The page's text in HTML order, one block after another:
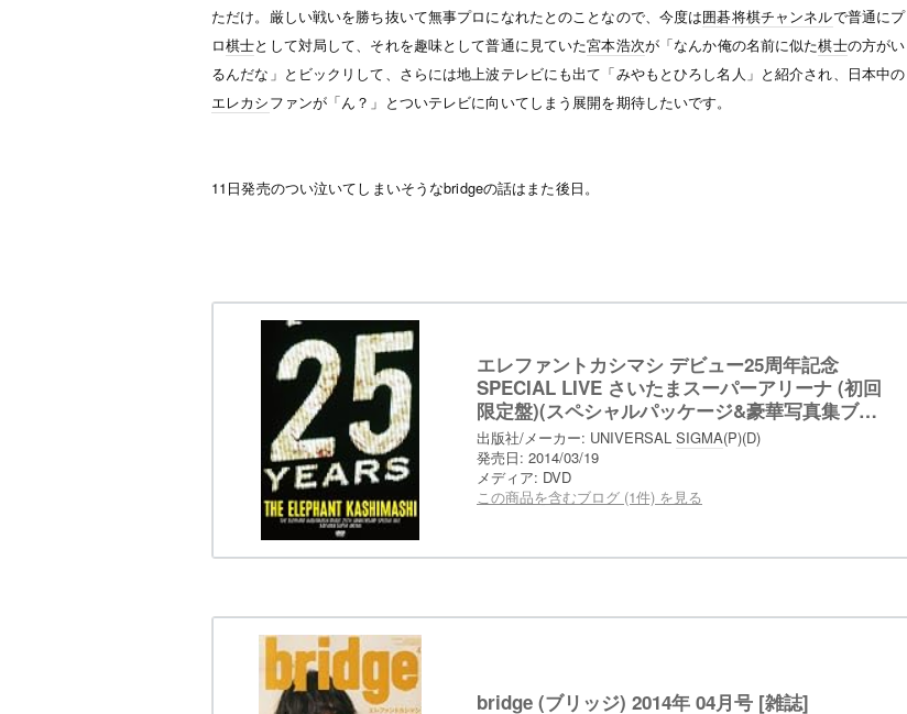
ただけ。厳しい戦いを勝ち抜いて無事プロになれたとのことなので、今度は囲碁将棋チャンネルで普通にプ
ロ棋士として対局して、それを趣味として普通に見ていた宮本浩次が「なんか俺の名前に似た棋士の方がい
るんだな」とビックリして、さらには地上波テレビにも出て「みやもとひろし名人」と紹介され、日本中の
エレカシファンが「ん？」とついテレビに向いてしまう展開を期待したいです。
11日発売のつい泣いてしまいそうなbridgeの話はまた後日。
エレファントカシマシ デビュー25周年記念
SPECIAL LIVE さいたまスーパーアリーナ (初回
限定盤)(スペシャルパッケージ&豪華写真集ブッ
クレット72P付) [DVD]
出版社/メーカー: UNIVERSAL SIGMA(P)(D)
発売日: 2014/03/19
メディア: DVD
この商品を含むブログ (1件) を見る
bridge (ブリッジ) 2014年 04月号 [雑誌]